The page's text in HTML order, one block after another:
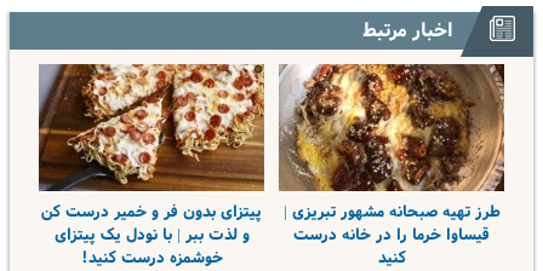
بنوشید
اخبار مرتبط
طرز تهیه صبحانه مشهور تبریزی |
قیساوا خرما را در خانه درست
کنید
پیتزای بدون فر و خمیر درست کن
و لذت ببر | با نودل یک پیتزای
خوشمزه درست کنید!